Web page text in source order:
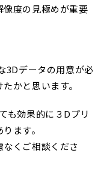
度の見極めが重要
3Dデータの用意が必
かと思います。
も効果的に３Dプリ
ます。
くご相談くださ